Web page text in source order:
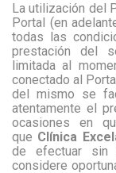
La utilización del
Portal (en
todas las
prestación del
limitada al
conectado al
del mismo se
atentamente el
ocasiones en
que Clínica
de efectuar sin
considere